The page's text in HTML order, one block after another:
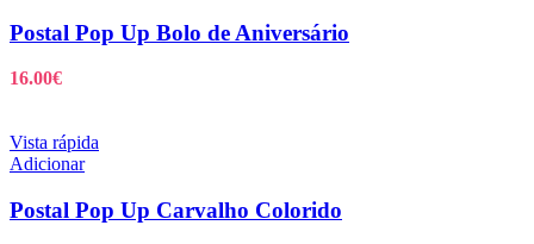
Postal Pop Up Bolo de Aniversário
16.00€
Vista rápida
Adicionar
Postal Pop Up Carvalho Colorido